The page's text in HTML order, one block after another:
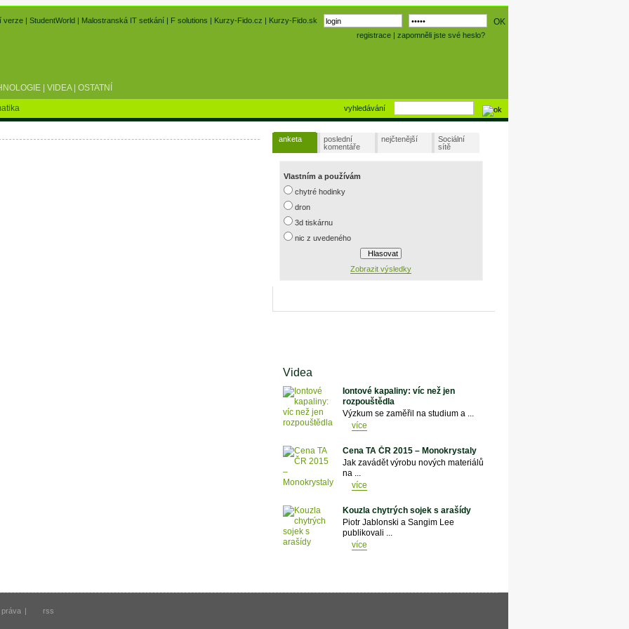
registrace | zapomněli jste své heslo?
verze |StudentWorld | Malostranská IT setkání | F solutions | Kurzy-Fido.cz | Kurzy-Fido.sk
| VIDEA| OSTATNÍ
vyhledávání
anketa
poslední
komentáře
nejčtenější
Sociální
sítě
Vlastním a používám
chytré hodinky
dron
3d tiskárnu
nic z uvedeného
Zobrazit výsledky
Videa
Iontové kapaliny: víc než jen
rozpouštědla
Výzkum se zaměřil na studium a ...
více
Cena TA ČR 2015 – Monokrystaly
Jak zavádět výrobu nových materiálů
na ...
více
Kouzla chytrých sojek s arašídy
Piotr Jablonski a Sangim Lee
publikovali ...
více
| rss